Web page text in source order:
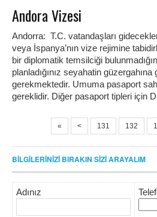
Andora Vizesi
Andorra: T.C. vatandaşları
veya İspanya’nın vize rejimine
bir diplomatik temsilciği
planladığınız seyahatin
gerekmektedir. Umuma pasaport
gereklidir. Diğer pasaport tipleri için
« < 131 132
BİLGİLERİNİZİ BIRAKIN SİZİ ARAYALIM
Adınız